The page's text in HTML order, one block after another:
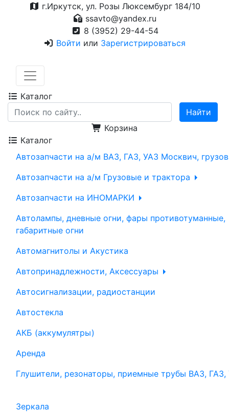
г.Иркутск, ул. Розы Люксембург 184/10
ssavto@yandex.ru
8 (3952) 29-44-54
Войти или Зарегистрироваться
Каталог
Корзина
Каталог
Автозапчасти на а/м ВАЗ, ГАЗ, УАЗ Москвич,
Автозапчасти на а/м Грузовые и трактора
Автозапчасти на ИНОМАРКИ
Автолампы, дневные огни, фары противотуманные,
габаритные огни
Автомагнитолы и Акустика
Автопринадлежности, Аксессуары
Автосигнализации, радиостанции
Автостекла
АКБ (аккумулятры)
Аренда
Глушители, резонаторы, приемные трубы ВАЗ, ГАЗ,
Зеркала